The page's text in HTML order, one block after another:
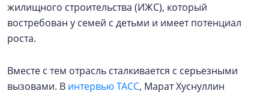
жилищного строительства (ИЖС), который
востребован у семей с детьми и имеет потенциал
роста.
Вместе с тем отрасль сталкивается с серьезными
вызовами. В интервью ТАСС, Марат Хуснуллин